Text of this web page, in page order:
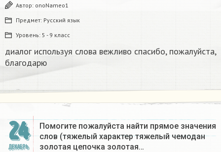
Автор: onoNameo1
Предмет: Русский язык
Уровень: 5 - 9 класс
диалог используя слова вежливо спасибо, пожалуйста,
благодарю
24
ДЕКАБРЬ
Помогите пожалуйста найти прямое значения
слов (тяжелый характер тяжелый чемодан
золотая цепочка золотая…